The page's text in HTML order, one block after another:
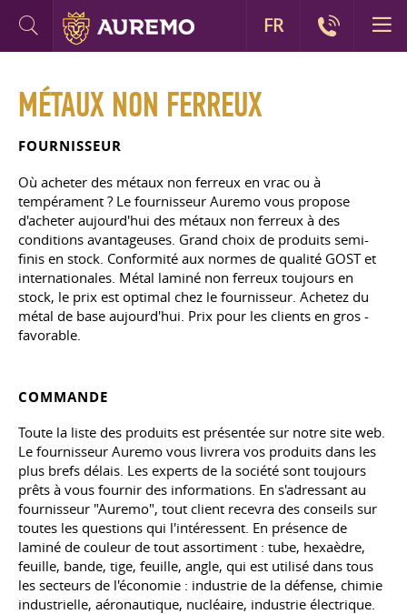
MÉTAUX NON FERREUX
FOURNISSEUR
Où acheter des métaux non ferreux en vrac ou à
tempérament ? Le fournisseur Auremo vous propose
d'acheter aujourd'hui des métaux non ferreux à des
conditions avantageuses. Grand choix de produits semi-
finis en stock. Conformité aux normes de qualité GOST et
internationales. Métal laminé non ferreux toujours en
stock, le prix est optimal chez le fournisseur. Achetez du
métal de base aujourd'hui. Prix pour les clients en gros -
favorable.
COMMANDE
Toute la liste des produits est présentée sur notre site web.
Le fournisseur Auremo vous livrera vos produits dans les
plus brefs délais. Les experts de la société sont toujours
prêts à vous fournir des informations. En s'adressant au
fournisseur "Auremo", tout client recevra des conseils sur
toutes les questions qui l'intéressent. En présence de
laminé de couleur de tout assortiment : tube, hexaèdre,
feuille, bande, tige, feuille, angle, qui est utilisé dans tous
les secteurs de l'économie : industrie de la défense, chimie
industrielle, aéronautique, nucléaire, industrie électrique.
FR